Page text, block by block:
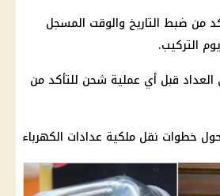
من ضبط التاريخ والوقت المسجل
التركيب.
قبل أي عملية شحن للتأكد من
خطوات نقل ملكية عدادات الكهرباء